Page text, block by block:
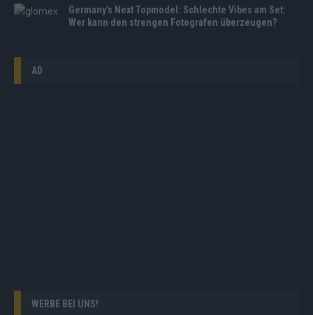
Germany’s Next Topmodel: Schlechte Vibes am Set:
Wer kann den strengen Fotografen überzeugen?
AD
WERBE BEI UNS!